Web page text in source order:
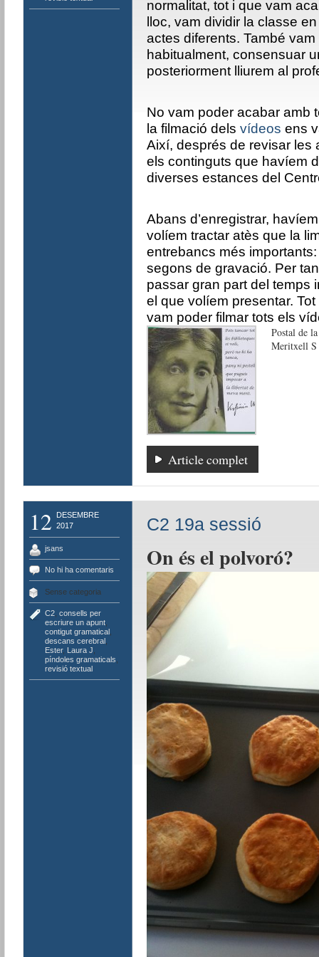
normalitat, tot i que vam
lloc, vam dividir la classe
actes diferents. També
habitualment, consensuar
posteriorment lliurem al
No vam poder acabar amb
la filmació dels vídeos ens
Així, després de revisar les
els continguts que havíem
diverses estances del
Abans d’enregistrar,
volíem tractar atès que la
entrebancs més
segons de gravació. Per
passar gran part del temps
el que volíem presentar.
vam poder filmar tots els
Postal de la
Meritxell S
Article complet
12
DESEMBRE
2017
jsans
No hi ha comentaris
Sense categoria
C2, consells per
escriure un apunt,
contigut gramatical,
descans cerebral,
Ester, Laura J
píndoles gramaticals
revisió textual
C2 19a sessió
On és el polvoró?